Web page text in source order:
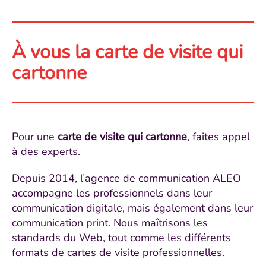
À vous la carte de visite qui
cartonne
Pour une carte de visite qui cartonne, faites appel
à des experts.
Depuis 2014, l’agence de communication ALEO
accompagne les professionnels dans leur
communication digitale, mais également dans leur
communication print. Nous maîtrisons les
standards du Web, tout comme les différents
formats de cartes de visite professionnelles.